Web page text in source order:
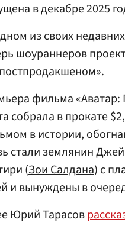
в декабре 2025
из своих
шоураннеров
фильма «Аватар:
собрала в прокате
в истории,
стали землянин
(Зои Салдана) с
и вынуждены в
Юрий Тарасов